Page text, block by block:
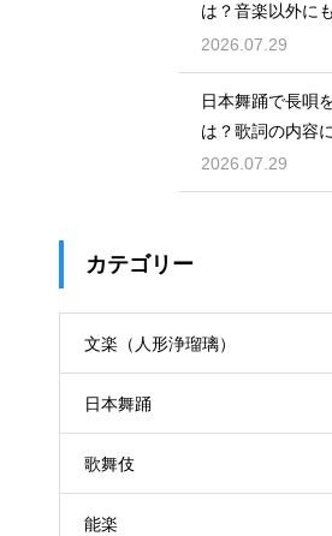
は？音楽以外に
跡
2026.07.29
日本舞踊で長唄
は？歌詞の内容
味わう！三味線
られた情緒を解
2026.07.29
カテゴリー
文楽（人形浄瑠璃）
日本舞踊
歌舞伎
能楽